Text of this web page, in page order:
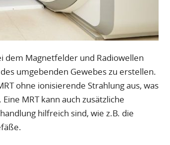
dem Magnetfelder und Radiowellen
umgebenden Gewebes zu erstellen.
ohne ionisierende Strahlung aus, was
MRT kann auch zusätzliche
hilfreich sind, wie z.B. die